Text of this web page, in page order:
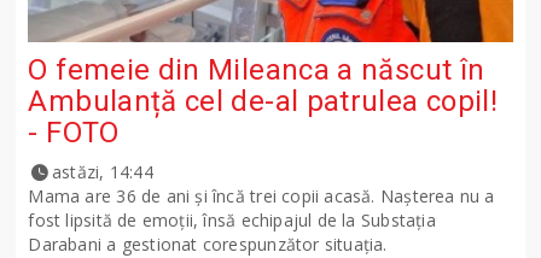
O femeie din Mileanca a născut în
Ambulanță cel de-al patrulea copil!
- FOTO
astăzi, 14:44
Mama are 36 de ani și încă trei copii acasă. Nașterea nu a
fost lipsită de emoții, însă echipajul de la Substația
Darabani a gestionat corespunzător situația.